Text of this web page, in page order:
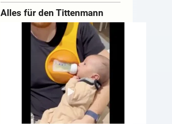
Alles für den Tittenmann